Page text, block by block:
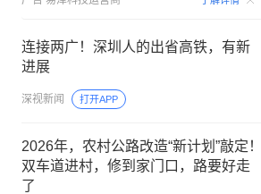
连接两广！深圳人的出省高铁，有新
进展
深视新闻 打开APP
2026年，农村公路改造“新计划”敲定！
双车道进村，修到家门口，路要好走
了